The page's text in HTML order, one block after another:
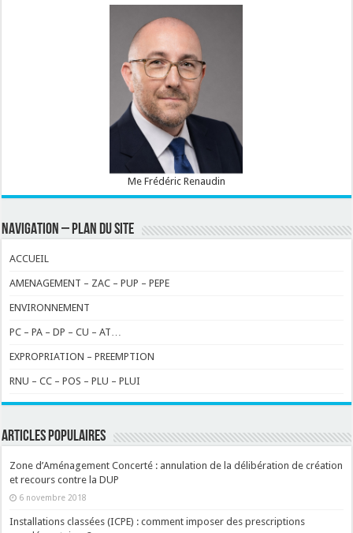
Me Frédéric Renaudin
NAVIGATION – PLAN DU SITE
ACCUEIL
AMENAGEMENT – ZAC – PUP – PEPE
ENVIRONNEMENT
PC – PA – DP – CU – AT…
EXPROPRIATION – PREEMPTION
RNU – CC – POS – PLU – PLUI
ARTICLES POPULAIRES
Zone d’Aménagement Concerté : annulation de la délibération de création
et recours contre la DUP
6 novembre 2018
Installations classées (ICPE) : comment imposer des prescriptions